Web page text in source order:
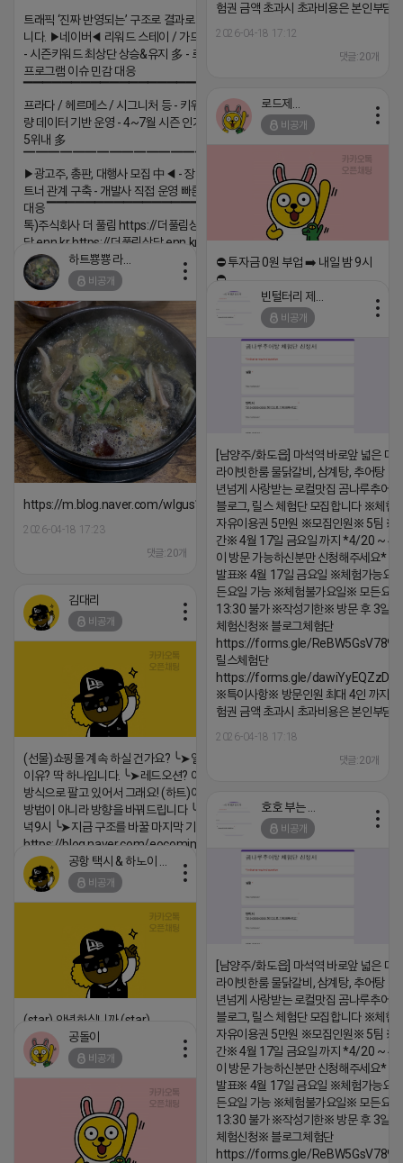
험권 금액 초과시 초과비용은 본인부담
2026-04-18 17:12
댓글:20개
트래픽 ‘진짜 반영되는’ 구조로 결과로 보여드립
니다. ▶네이버◀ 리워드 스테이 / 가드 / 자몽 등
- 시즌키워드 최상단 상승&유지 多 - 로직변화,
프로그램 이슈 민감 대응
▔▔▔▔▔▔▔▔▔▔▔▔▔▔▔▔▔▔ ▶쿠팡◀
프라다 / 헤르메스 / 시그니처 등 - 키워드 검색
량 데이터 기반 운영 - 4~7월 시즌 인기 키워드
5위내 多
▔▔▔▔▔▔▔▔▔▔▔▔▔▔▔▔▔▔
▶광고주, 총판, 대행사 모집 中◀ - 장기 협업 파
트너 관계 구축 - 개발사 직접 운영 빠른 피드백
대응 ▔▔▔▔▔▔▔▔▔▔▔▔▔▔▔▔▔▔ (카
톡)주식회사 더 풀림 https://더풀림상
담.enn.kr https://더풀림상담.enn.kr
2026-04-18 17:26
비공개
⛔️ 투자금 0원 부업 ➡️ 내일 밤 9시
⛔️
2026-04-18 17:23
하트뿅뿅 라이언
비공개
https://m.blog.naver.com/wlgus1647/224253846149
2026-04-18 17:23
댓글:20개
비공개
[남양주/화도읍] 마석역 바로앞 넓은 매
라이빗한룸 물닭갈비, 삼계탕, 추어탕 맛
년넘게 사랑받는 로컬맛집 곰나루추어
블로그, 릴스 체험단 모집합니다 ※체험
자유이용권 5만원 ※모집인원※ 5팀 ※
간※ 4월 17일 금요일 까지 *4/20 ~ 4/
이 방문 가능하신분만 신청해주세요* ※
발표※ 4월 17일 금요일 ※체험가능요
든요일 가능 ※체험불가요일※ 모든요
13:30 불가 ※작성기한※ 방문 후 3일
체험신청※ 블로그체험단
https://forms.gle/
릴스체험단
https://forms.gle/
※특이사항※ 방문인원 최대 4인 까지
험권 금액 초과시 초과비용은 본인부담
2026-04-18 17:18
댓글:20개
김대리
비공개
(선물)쇼핑몰 계속 하실 건가요? ╰➤열심히 해도 안되는
이유? 딱 하나입니다. ╰➤레드오션? 아니요! ╰➤모두 같은
방식으로 팔고 있어서 그래요! (하트)이번엔 다릅니다. ╰➤
방법이 아니라 방향을 바꿔드립니다 ╰➤4월 21일(화) 저
녁9시 ╰➤지금 구조를 바꿀 마지막 기회
https://blog.naver.com/eocomim/224250518436
2026-04-18 17:15
비공개
[남양주/화도읍] 마석역 바로앞 넓은 매
라이빗한룸 물닭갈비, 삼계탕, 추어탕 맛
년넘게 사랑받는 로컬맛집 곰나루추어
블로그, 릴스 체험단 모집합니다 ※체험
자유이용권 5만원 ※모집인원※ 5팀 ※
간※ 4월 17일 금요일 까지 *4/20 ~ 4/
이 방문 가능하신분만 신청해주세요* ※
발표※ 4월 17일 금요일 ※체험가능요
든요일 가능 ※체험불가요일※ 모든요
13:30 불가 ※작성기한※ 방문 후 3일
체험신청※ 블로그체험단
https://forms.gle/
비공개
(star) 안녕하십니까 (star)
2026-04-18 17:12
공돌이
비공개